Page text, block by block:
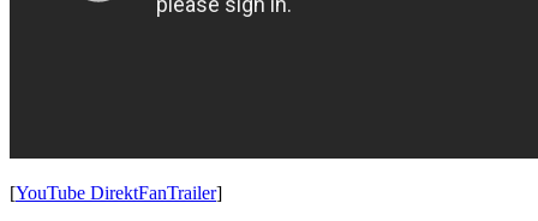
[YouTube DirektFanTrailer]